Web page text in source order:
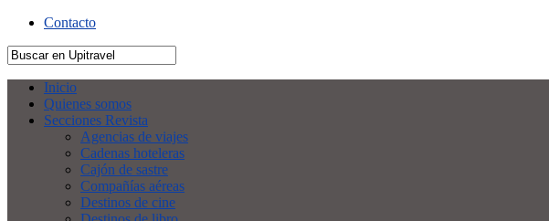
Contacto
Inicio
Quienes somos
Secciones Revista
Agencias de viajes
Cadenas hoteleras
Cajón de sastre
Compañías aéreas
Destinos de cine